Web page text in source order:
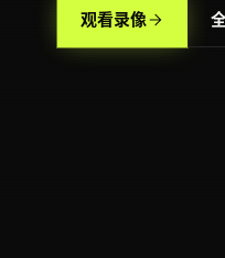
观看录像